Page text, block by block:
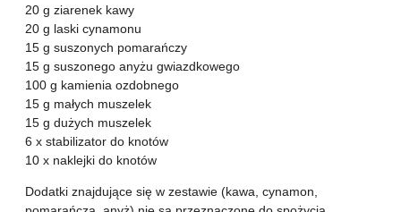
20 g ziarenek kawy
20 g laski cynamonu
15 g suszonych pomarańczy
15 g suszonego anyżu gwiazdkowego
100 g kamienia ozdobnego
15 g małych muszelek
15 g dużych muszelek
6 x stabilizator do knotów
10 x naklejki do knotów
Dodatki znajdujące się w zestawie (kawa, cynamon,